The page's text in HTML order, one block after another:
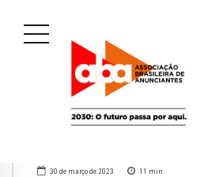
30 de março de 2023 11 min